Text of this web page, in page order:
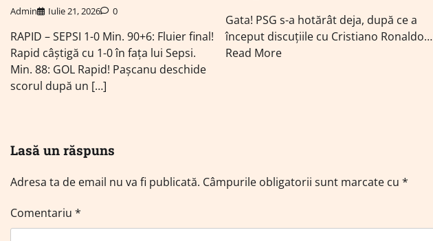
Admin Iulie 21, 2026 0
RAPID – SEPSI 1-0 Min. 90+6: Fluier final!
Rapid câștigă cu 1-0 în fața lui Sepsi.
Min. 88: GOL Rapid! Pașcanu deschide
scorul după un […]
Gata! PSG s-a hotărât deja, după ce a
început discuțiile cu Cristiano Ronaldo…
Read More
Lasă un răspuns
Adresa ta de email nu va fi publicată. Câmpurile obligatorii sunt marcate cu *
Comentariu *